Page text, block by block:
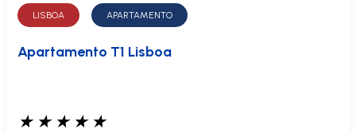
LISBOA APARTAMENTO
Apartamento T1 Lisboa
★ ★ ★ ★ ★